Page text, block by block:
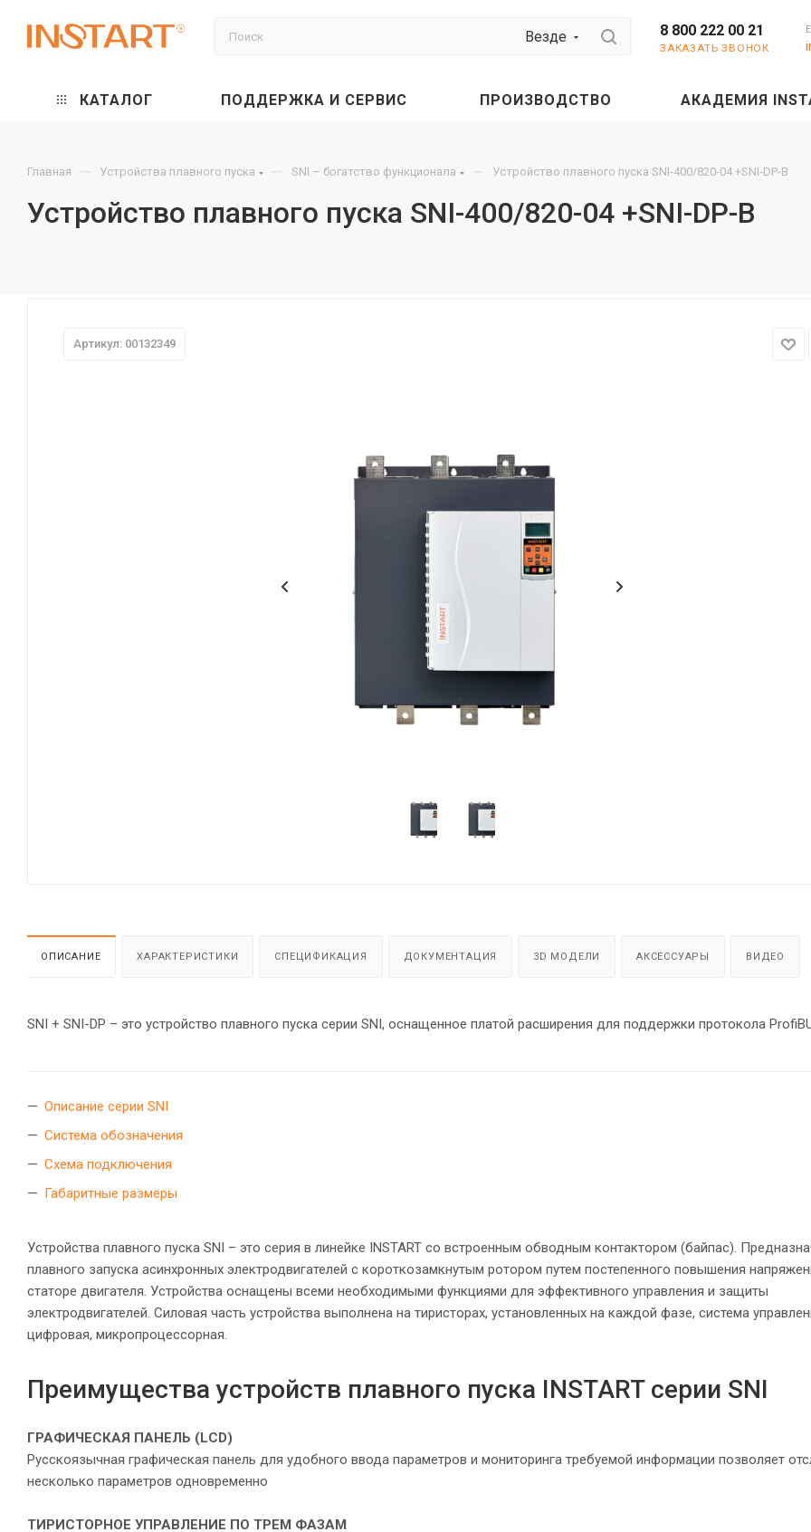
Везде 8 800 222 00 21
ЗАКАЗАТЬ ЗВОНОК
КАТАЛОГ ПОДДЕРЖКА И СЕРВИС ПРОИЗВОДСТВО АКАДЕМИЯ
Главная — Устройства плавного пуска — SNI – богатство функционала — Устройство плавного пуска SNI-400/820-04 +SNI-DP-B
Устройство плавного пуска SNI-400/820-04 +SNI-DP-B
Артикул: 00132349
ОПИСАНИЕ ХАРАКТЕРИСТИКИ СПЕЦИФИКАЦИЯ ДОКУМЕНТАЦИЯ 3D МОДЕЛИ АКСЕССУАРЫ ВИДЕО
SNI + SNI-DP – это устройство плавного пуска серии SNI, оснащенное платой расширения для поддержки протокола
Описание серии SNI
Система обозначения
Схема подключения
Габаритные размеры
Устройства плавного пуска SNI – это серия в линейке INSTART со встроенным обводным контактором (байпас).
плавного запуска асинхронных электродвигателей с короткозамкнутым ротором путем постепенного повышения
статоре двигателя. Устройства оснащены всеми необходимыми функциями для эффективного управления и защиты
электродвигателей. Силовая часть устройства выполнена на тиристорах, установленных на каждой фазе, система
цифровая, микропроцессорная.
Преимущества устройств плавного пуска INSTART серии SNI
ГРАФИЧЕСКАЯ ПАНЕЛЬ (LCD)
Русскоязычная графическая панель для удобного ввода параметров и мониторинга требуемой информации позволяет
несколько параметров одновременно
ТИРИСТОРНОЕ УПРАВЛЕНИЕ ПО ТРЕМ ФАЗАМ